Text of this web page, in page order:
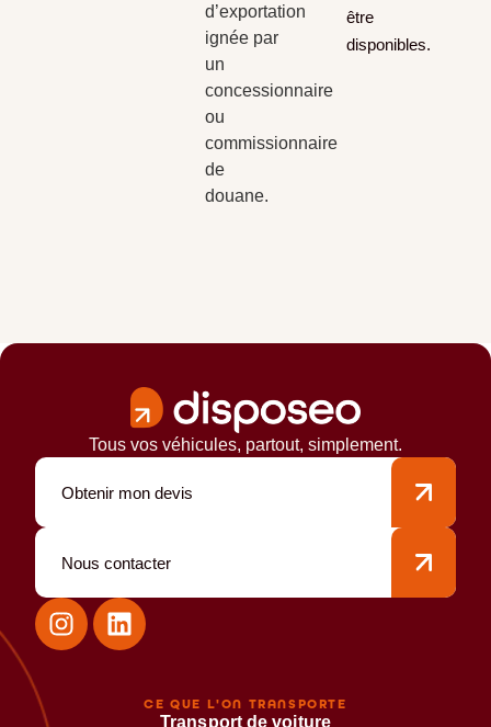
d’exportation
ignée par
un
concessionnaire
ou
commissionnaire
de
douane.
être
disponibles.
Tous vos véhicules, partout, simplement.
Obtenir mon devis
Nous contacter
CE QUE L'ON TRANSPORTE
Transport de voiture